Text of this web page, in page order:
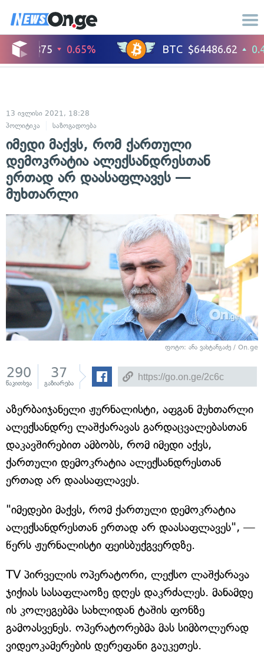
13 ივლისი 2021, 18:28
პოლიტიკა
საზოგადოება
იმედი მაქვს, რომ ქართული
დემოკრატია ალექსანდრესთან
ერთად არ დაასაფლავეს —
მუხთარლი
ფოტო: ანა ვახტანგაძე / On.ge
290
წაკითხვა
37
გაზიარება
აზერბაიჯანელი ჟურნალისტი, აფგან მუხთარლი
ალექსანდრე ლაშქარავას გარდაცვალებასთან
დაკავშირებით ამბობს, რომ იმედი აქვს,
ქართული დემოკრატია ალექსანდრესთან
ერთად არ დაასაფლავეს.
"იმედები მაქვს, რომ ქართული დემოკრატია
ალექსანდრესთან ერთად არ დაასაფლავეს", —
წერს ჟურნალისტი ფეისბუქგვერდზე.
TV პირველის ოპერატორი, ლექსო ლაშქარავა
ჯიქიას სასაფლაოზე დღეს დაკრძალეს. მანამდე
ის კოლეგებმა სახლიდან ტაშის ფონზე
გამოასვენეს. ოპერატორებმა მას სიმბოლურად
ვიდეოკამერების დერეფანი გაუკეთეს.